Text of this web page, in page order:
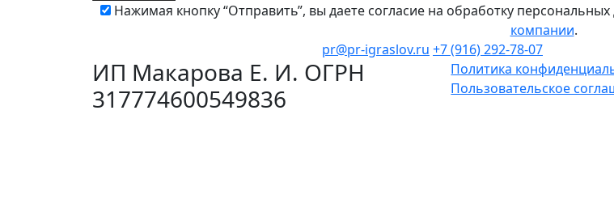
Нажимая кнопку “Отправить”, вы даете согласие на обработку
компании.
pr@pr-igraslov.ru +7 (916) 292-78-07
ИП Макарова Е. И. ОГРН
317774600549836
Политика
Пользовательское